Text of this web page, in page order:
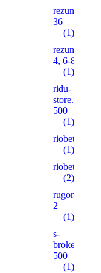
36
(1)
4, 6-8, 10
(1)
ridu-
store.ruonas
500
(1)
riobet5.pro
(1)
riobet5.xyz
(2)
rugorod.info
2
(1)
s-
500
(1)